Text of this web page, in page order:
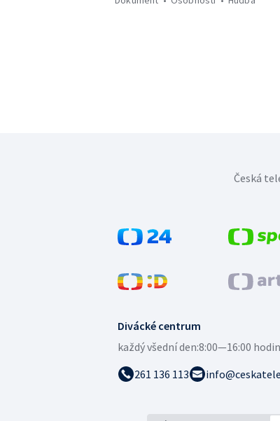
Divácké centrum
každý všední den:8:00—16:00 hodin
261 136 113
Česká